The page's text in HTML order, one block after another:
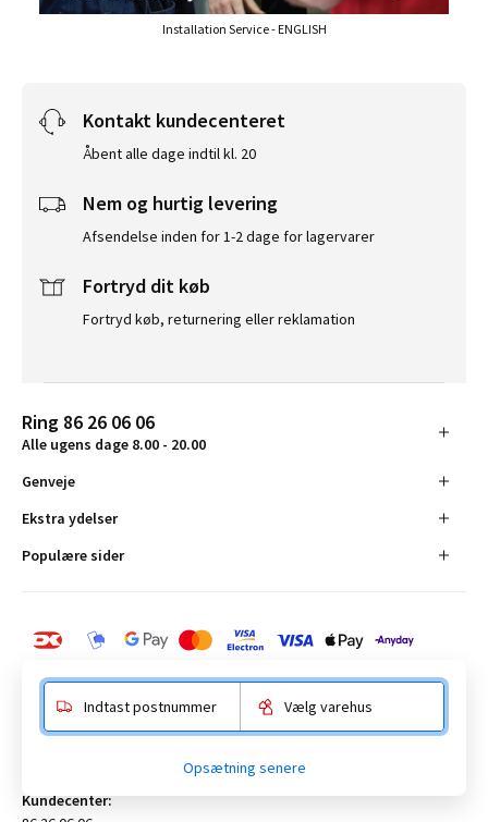
Installation Service - ENGLISH
Kontakt kundecenteret
Åbent alle dage indtil kl. 20
Nem og hurtig levering
Afsendelse inden for 1-2 dage for lagervarer
Fortryd dit køb
Fortryd køb, returnering eller reklamation
Ring 86 26 06 06
Alle ugens dage 8.00 - 20.00
Genveje
Ekstra ydelser
Populære sider
Anelystparken 16, 8381 Tilst. CVR-nummer 19555305
Kundecenter:
Indtast postnummer Vælg varehus
Opsætning senere